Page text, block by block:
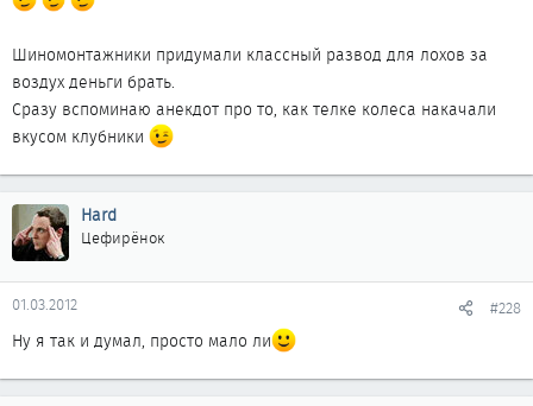
Шиномонтажники придумали классный развод для лохов за
воздух деньги брать.
Сразу вспоминаю анекдот про то, как телке колеса накачали
вкусом клубники
Hard
Цефирёнок
01.03.2012 #228
Ну я так и думал, просто мало ли